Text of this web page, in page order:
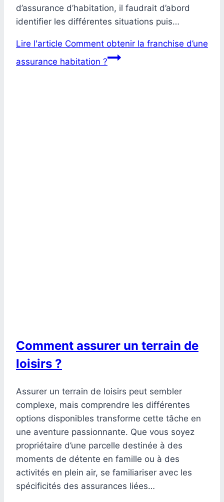
d’assurance d’habitation, il faudrait d’abord
identifier les différentes situations puis…
Lire l'article Comment obtenir la franchise d’une
assurance habitation ?
Comment assurer un terrain de
loisirs ?
Assurer un terrain de loisirs peut sembler
complexe, mais comprendre les différentes
options disponibles transforme cette tâche en
une aventure passionnante. Que vous soyez
propriétaire d’une parcelle destinée à des
moments de détente en famille ou à des
activités en plein air, se familiariser avec les
spécificités des assurances liées…